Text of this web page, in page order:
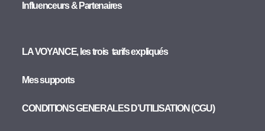
Influenceurs & Partenaires
LA VOYANCE, les trois tarifs expliqués
Mes supports
CONDITIONS GENERALES D’UTILISATION (CGU)